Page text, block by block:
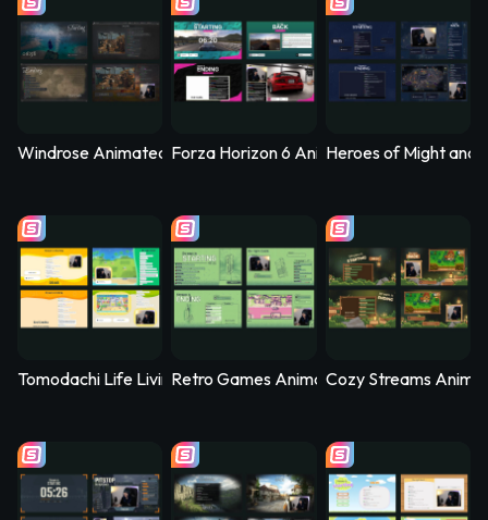
Windrose Animated Stream Overlay - Stormtide
Forza Horizon 6 Animated Stream
Heroes of Might and
Tomodachi Life Living the Dream Animated Stream Overlay -
Retro Games Animated Stream Overlay
Cozy Streams